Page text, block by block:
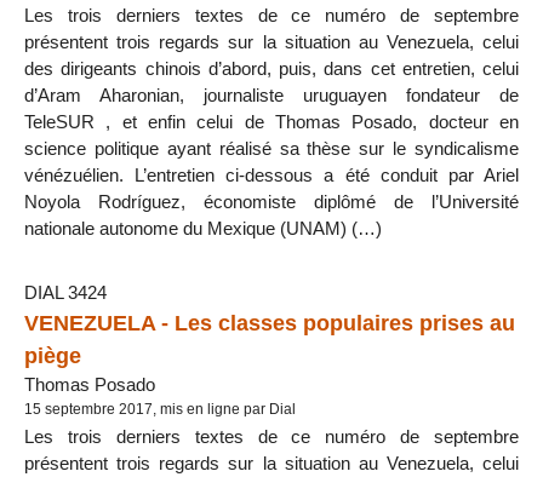
Les trois derniers textes de ce numéro de septembre
présentent trois regards sur la situation au Venezuela, celui
des dirigeants chinois d’abord, puis, dans cet entretien, celui
d’Aram Aharonian, journaliste uruguayen fondateur de
TeleSUR , et enfin celui de Thomas Posado, docteur en
science politique ayant réalisé sa thèse sur le syndicalisme
vénézuélien. L’entretien ci-dessous a été conduit par Ariel
Noyola Rodríguez, économiste diplômé de l’Université
nationale autonome du Mexique (UNAM) (…)
DIAL 3424
VENEZUELA - Les classes populaires prises au
piège
Thomas Posado
15 septembre 2017, mis en ligne par Dial
Les trois derniers textes de ce numéro de septembre
présentent trois regards sur la situation au Venezuela, celui